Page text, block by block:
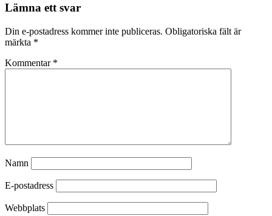
Lämna ett svar
Din e-postadress kommer inte publiceras. Obligatoriska fält är
märkta *
Kommentar *
Namn
E-postadress
Webbplats